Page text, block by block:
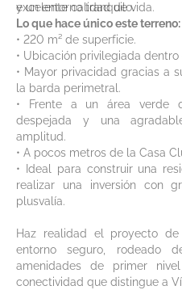
y un entorno tranquilo.
excelente calidad de vida.
Lo que hace único este terreno:
• 220 m² de superficie.
• Ubicación privilegiada
• Mayor privacidad gracias a
la barda perimetral.
• Frente a un área verde
despejada y una
amplitud.
• A pocos metros de la Casa
• Ideal para construir una
realizar una inversión con
plusvalía.
Haz realidad el proyecto
entorno seguro, rodeado
amenidades de primer
conectividad que distingue a